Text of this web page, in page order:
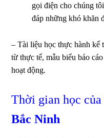
gọi điện cho chúng
đáp những khó khăn
– Tài liệu học thực hành kế
từ thực tế, mẫu biểu báo
hoạt động.
Thời gian học
Bắc Ninh